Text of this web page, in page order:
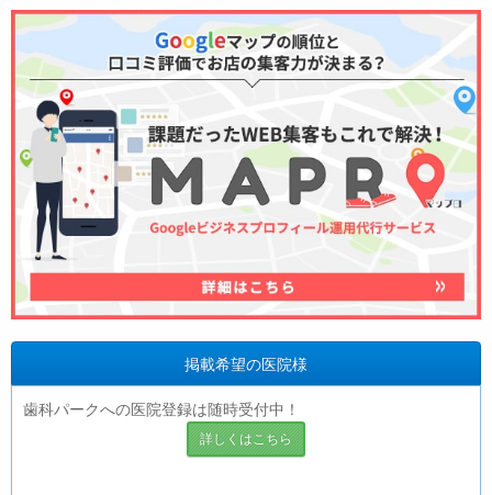
掲載希望の医院様
歯科パークへの医院登録は随時受付中！
詳しくはこちら